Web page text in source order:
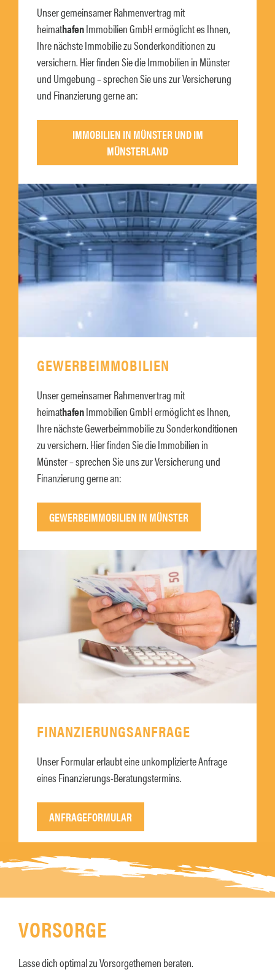
Unser gemeinsamer Rahmenvertrag mit
heimathafenImmobilien GmbH ermöglicht es Ihnen,
Ihre nächste Immobilie zu Sonderkonditionen zu
versichern. Hier finden Sie die Immobilien in Münster
und Umgebung – sprechen Sie uns zur Versicherung
und Finanzierung gerne an:
IMMOBILIEN IN MÜNSTER UND IM
MÜNSTERLAND
GEWERBEIMMOBILIEN
Unser gemeinsamer Rahmenvertrag mit
heimathafenImmobilien GmbH ermöglicht es Ihnen,
Ihre nächste Gewerbeimmobilie zu Sonderkonditionen
zu versichern. Hier finden Sie die Immobilien in
Münster – sprechen Sie uns zur Versicherung und
Finanzierung gerne an:
GEWERBEIMMOBILIEN IN MÜNSTER
FINANZIERUNGSANFRAGE
Unser Formular erlaubt eine unkomplizierte Anfrage
eines Finanzierungs-Beratungstermins.
ANFRAGEFORMULAR
VORSORGE
Lasse dich optimal zu Vorsorgethemen beraten.